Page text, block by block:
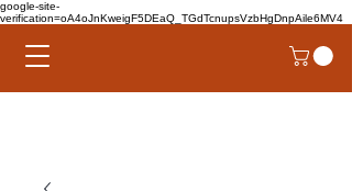
google-site-
verification=oA4oJnKweigF5DEaQ_TGdTcnupsVzbHgDnpAile6MV4